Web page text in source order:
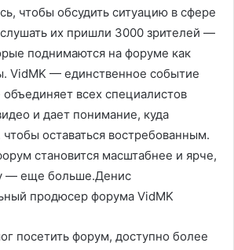
чтобы обсудить ситуацию в сфере
их пришли 3000 зрителей —
поднимаются на форуме как
VidMK — единственное событие
всех специалистов
и дает понимание, куда
чтобы оставаться востребованным.
становится масштабнее и ярче,
— еще больше.Денис
продюсер форума VidMK
посетить форум, доступно более